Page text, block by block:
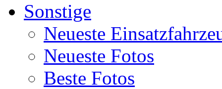
Sonstige
Neueste
Neueste Fotos
Beste Fotos